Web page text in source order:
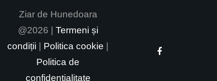
Ziar de Hunedoara
@2026 | Termeni și
condiții | Politica cookie |
Politica de
confidențialitate